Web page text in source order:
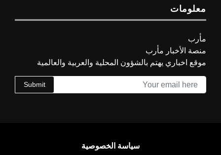
معلومات
مأرب
منصة الأخبار مأرب
موقع اخباري يهتم بالشؤون المحلية والعربية والعالمية
Submit
سياسة الخصوصية